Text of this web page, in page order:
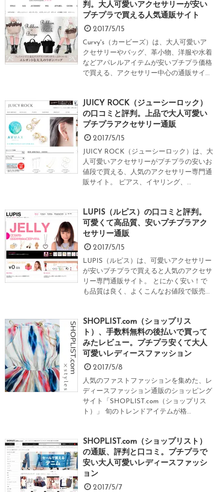
判。大人可愛いアクセサリーが安い
プチプラで買える人気通販サイト
2017/5/15
Curvy's（カービーズ）は、大人可愛いア
クセサリーやバッグ、革小物、洋服や水着
などアパレルアイテムが安いプチプラ価格
で買える、アクセサリー中心の通販サイ...
JUICY ROCK（ジューシーロック）
の口コミと評判。上品で大人可愛い
プチプラアクセサリー通販
2017/5/15
JUICY ROCK（ジューシーロック）は、大
人可愛いアクセサリーがプチプラの安いお
値段で買える、人気のアクセサリー専門通
販サイト。 ピアス、イヤリング、...
LUPIS（ルピス）の口コミと評判。
可愛くて高品質、安いプチプラアク
セサリー通販
2017/5/15
LUPIS（ルピス）は、可愛いアクセサリー
が安いプチプラで買えると人気のアクセサ
リー専門通販サイト。 とにかく安い！で
も品質は良く、よくこんなお値段で販売...
SHOPLIST.com（ショップリス
ト）、手数料無料の後払いで買って
みたレビュー。プチプラ安くて大人
可愛いレディースファッション
2017/5/8
人気のファストファッションを集めた、レ
ディースファッション通販のショッピング
サイト「SHOPLIST.com（ショップリス
ト）」 旬のトレンドアイテムが格...
SHOPLIST.com（ショップリスト）
の通販、評判と口コミ。プチプラで
安い大人可愛いレディースファッシ
ョン
2017/5/7